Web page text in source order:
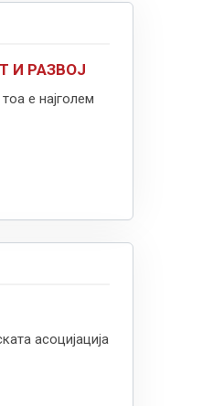
И РАЗВОЈ
е најголем
асоцијација